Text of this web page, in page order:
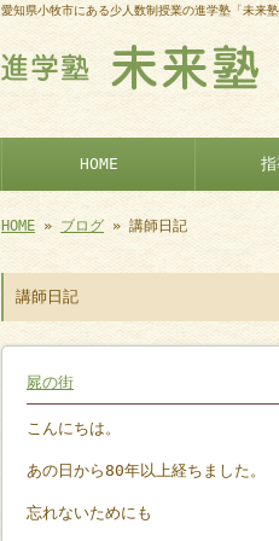
愛知県小牧市にある少人数制授業の進学塾「未来塾
HOME
HOME » ブログ » 講師日記
講師日記
屍の街
こんにちは。
あの日から80年以上経ちました。
忘れないためにも